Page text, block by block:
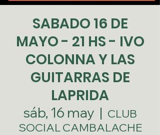
SABADO 16 DE
MAYO - 21 HS - IVO
COLONNA Y LAS
GUITARRAS DE
LAPRIDA
sáb, 16 may
  |
CLUB
SOCIAL CAMBALACHE